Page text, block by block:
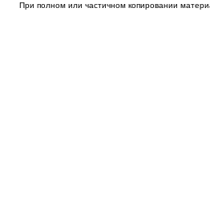
При полном или частичном копировании